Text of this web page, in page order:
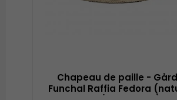
Chapeau de paille -
Funchal Raffia Fedora